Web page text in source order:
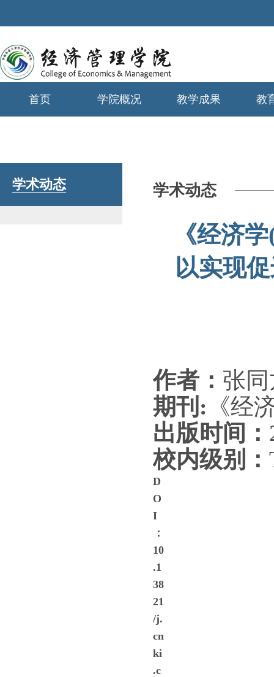
首页 学院概况 教学成果 教
学术动态 学术动态
《经济
以实现
作者： 张
期刊: 《经
出版时间：
校内级别：
D
O
I
：
10
.1
38
21
/j.
cn
ki
.c